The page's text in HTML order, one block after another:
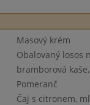
Masový krém
Obalovaný losos
bramborová
Pomeranč
Čaj s citronem,